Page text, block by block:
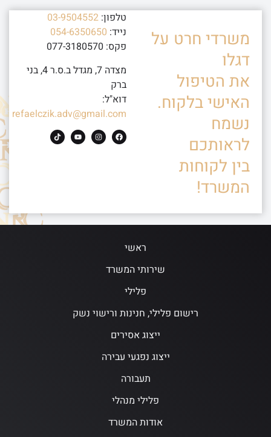
משרדי חרט על
דגלו
את הטיפול
האישי בלקוח.
נשמח
לראותכם
בין לקוחות
המשרד!
טלפון: 03-9504552
נייד: 054-6350650
פקס: 077-3180570
מצדה 7, מגדל ב.ס.ר 4, בני
ברק
דוא"ל:
refaelczik.adv@gmail.com
ראשי
שירותי המשרד
פלילי
רישום פלילי, חנינות ורישוי נשק
ייצוג אסירים
ייצוג נפגעי עבירה
תעבורה
פלילי מנהלי
אודות המשרד